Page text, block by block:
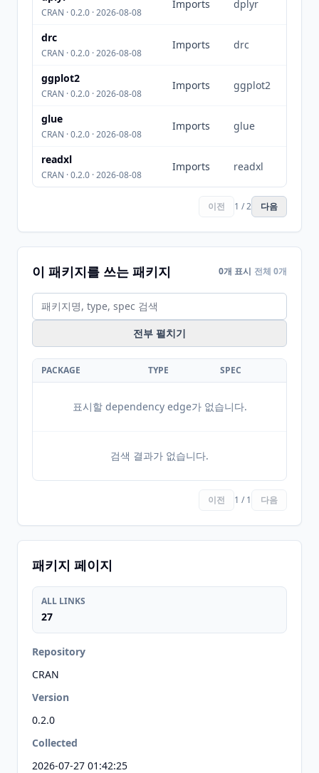
CRAN · 0.2.0 · 2026-08-08
Imports dplyr
drc
CRAN · 0.2.0 · 2026-08-08
Imports drc
ggplot2
CRAN · 0.2.0 · 2026-08-08
Imports ggplot2
glue
CRAN · 0.2.0 · 2026-08-08
Imports glue
readxl
CRAN · 0.2.0 · 2026-08-08
Imports readxl
이전 1 / 2 다음
이 패키지를 쓰는 패키지 0개 표시 전체 0개
전부 펼치기
PACKAGE TYPE SPEC
표시할 dependency edge가 없습니다.
검색 결과가 없습니다.
이전 1 / 1 다음
패키지 페이지
ALL LINKS
27
Repository
CRAN
Version
0.2.0
Collected
2026-07-27 01:42:25